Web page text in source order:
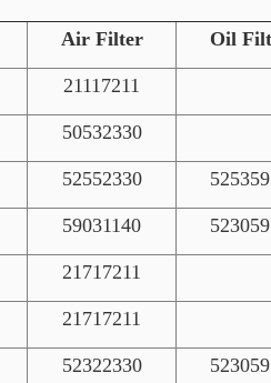
Air Filter Oil
21117211
50532330
52552330
59031140
21717211
21717211
52322330